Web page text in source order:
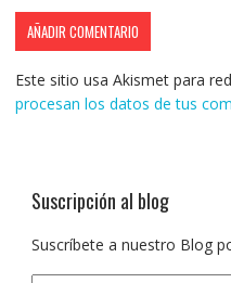
Este sitio usa Akismet para
procesan los datos de tus
Suscripción al blog
Suscríbete a nuestro Blog